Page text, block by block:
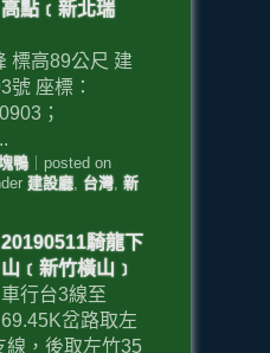
高點﹝新北瑞
標高89公尺 建
號 座標：
；
鴨｜ posted on
建設廳, 台灣, 新
20190511騎龍下
山﹝新竹橫山﹞
車行台3線至
69.45K岔路取左
線，後取左竹35